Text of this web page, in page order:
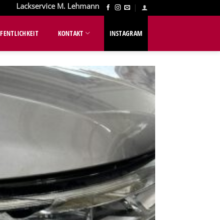
Lackservice M. Lehmann
KONTAKT INSTAGRAM